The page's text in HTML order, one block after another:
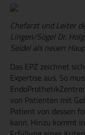
Chefarzt und Leiter
Lingen/Sögel Dr.
Seidel als neuen
Das EPZ zeichnet
Expertise aus. So
von Patienten mit
Patient von dessen
kann. Hinzu kommt